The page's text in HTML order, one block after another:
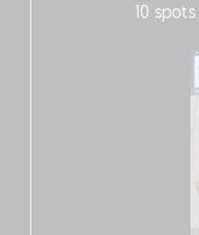
10 spots